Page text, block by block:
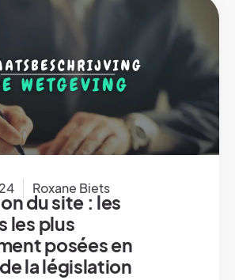
Roxane Biets
du site : les
les plus
posées en
la législation